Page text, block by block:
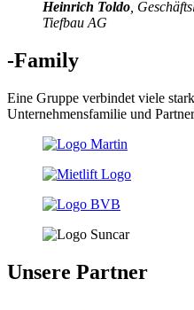
Heinrich Toldo ,
Tiefbau AG
-Family
Eine Gruppe verbindet viele
Unternehmensfamilie und
Unsere Partner